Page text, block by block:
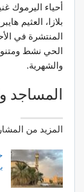
أحياء اليرموك
بلازا، العثيم
المنتشرة في
الحي نشط
والشهرية.
المساجد
المزيد من